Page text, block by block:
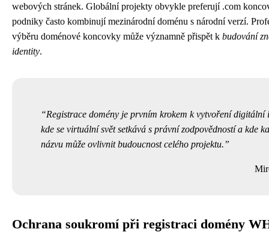
webových stránek. Globální projekty obvykle preferují .com
podniky často kombinují mezinárodní doménu s národní verzí.
výběru doménové koncovky může významně přispět k budování
identity.
Registrace domény je prvním krokem k vytvoření digitální
kde se virtuální svět setkává s právní zodpovědností a kde
názvu může ovlivnit budoucnost celého projektu.
Ochrana soukromí při registraci domény